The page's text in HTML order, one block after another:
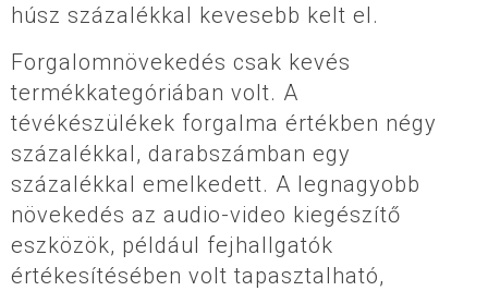
húsz százalékkal kevesebb kelt el.
Forgalomnövekedés csak kevés
termékkategóriában volt. A
tévékészülékek forgalma értékben négy
százalékkal, darabszámban egy
százalékkal emelkedett. A legnagyobb
növekedés az audio-video kiegészítő
eszközök, például fejhallgatók
értékesítésében volt tapasztalható,